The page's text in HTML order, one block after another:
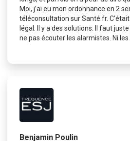
Moi, j’ai eu mon ordonnance en 2
téléconsultation sur Santé.fr.
légal. Il y a des solutions. Il faut
ne pas écouter les alarmistes. Ni les
Benjamin Poulin